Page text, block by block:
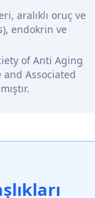
aralıklı oruç ve
endokrin ve
of Anti Aging
Associated